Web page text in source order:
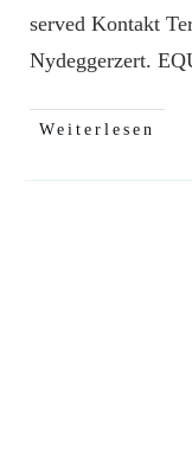
served Kontakt
Nydeggerzert.
Weiterlesen